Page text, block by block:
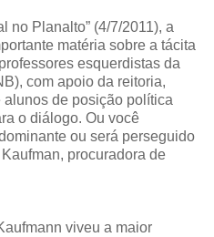
no Planalto” (4/7/2011), a
matéria sobre a tácita
esquerdistas da
com apoio da reitoria,
de posição política
o diálogo. Ou você
ou será perseguido
procuradora de
viveu a maior